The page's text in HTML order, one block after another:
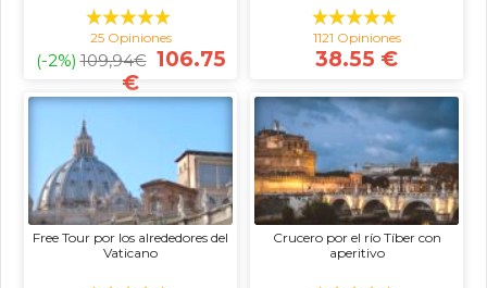
25 Opiniones
(-2%) 109,94€ 106.75
€
1121 Opiniones
38.55 €
Free Tour por los alrededores del
Vaticano
Crucero por el río Tíber con
aperitivo